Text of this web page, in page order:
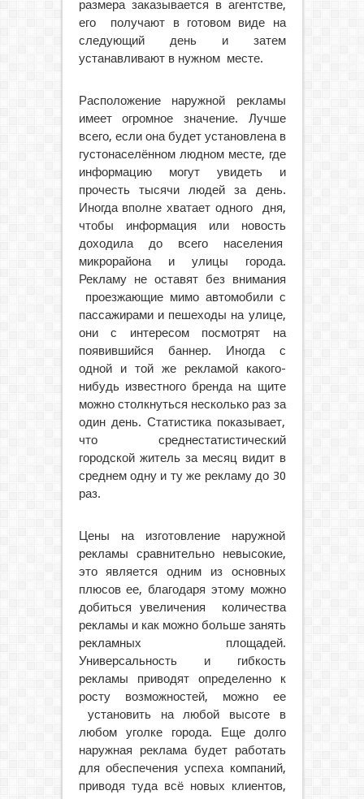
размера заказывается в агентстве,
его получают в готовом виде на
следующий день и затем
устанавливают в нужном месте.
Расположение наружной рекламы
имеет огромное значение. Лучше
всего, если она будет установлена в
густонаселённом людном месте, где
информацию могут увидеть и
прочесть тысячи людей за день.
Иногда вполне хватает одного дня,
чтобы информация или новость
доходила до всего населения
микрорайона и улицы города.
Рекламу не оставят без внимания
проезжающие мимо автомобили с
пассажирами и пешеходы на улице,
они с интересом посмотрят на
появившийся баннер. Иногда с
одной и той же рекламой какого-
нибудь известного бренда на щите
можно столкнуться несколько раз за
один день. Статистика показывает,
что среднестатистический
городской житель за месяц видит в
среднем одну и ту же рекламу до 30
раз.
Цены на изготовление наружной
рекламы сравнительно невысокие,
это является одним из основных
плюсов ее, благодаря этому можно
добиться увеличения количества
рекламы и как можно больше занять
рекламных площадей.
Универсальность и гибкость
рекламы приводят определенно к
росту возможностей, можно ее
установить на любой высоте в
любом уголке города. Еще долго
наружная реклама будет работать
для обеспечения успеха компаний,
приводя туда всё новых клиентов,